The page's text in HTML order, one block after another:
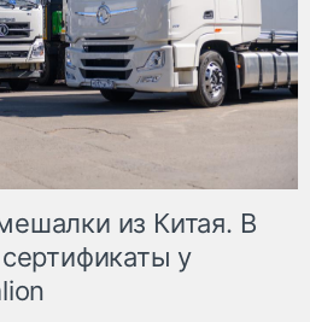
из Китая. В
у